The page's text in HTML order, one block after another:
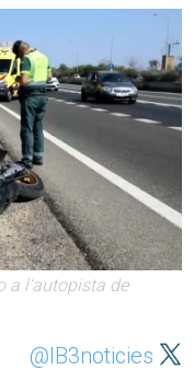
a l'autopista de
@IB3noticies